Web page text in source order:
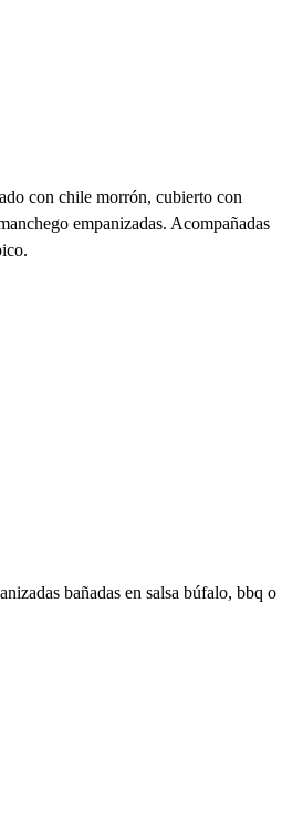
con chile morrón, cubierto con
empanizadas. Acompañadas
bañadas en salsa búfalo, bbq o